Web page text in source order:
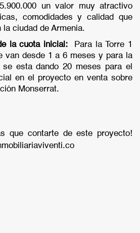
un valor muy atractivo
comodidades y calidad que
ciudad de Armenia.
la cuota inicial:
Para la Torre 1
van desde 1 a 6 meses y para la
se esta dando 20 meses para el
en el proyecto en venta sobre
Monserrat.
que contarte de este proyecto!